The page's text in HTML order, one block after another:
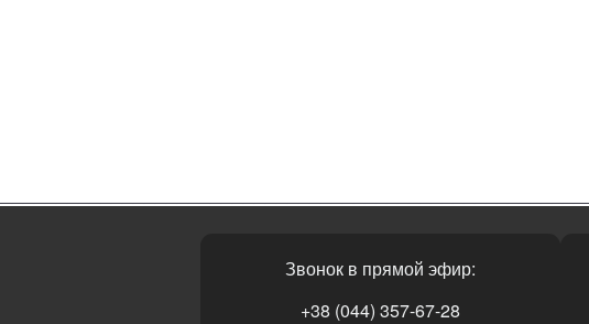
Звонок в прямой эфир:
+38 (044) 357-67-28